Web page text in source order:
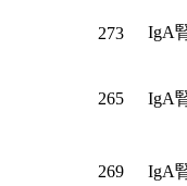
273 IgA
265 IgA
269 IgA